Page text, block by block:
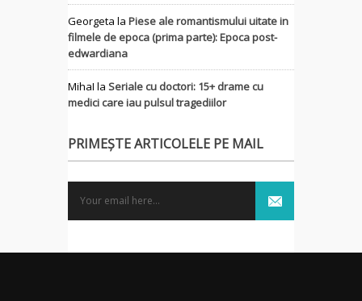
Georgeta la Piese ale romantismului uitate in
filmele de epoca (prima parte): Epoca post-
edwardiana
MihaI la Seriale cu doctori: 15+ drame cu
medici care iau pulsul tragediilor
PRIMEȘTE ARTICOLELE PE MAIL